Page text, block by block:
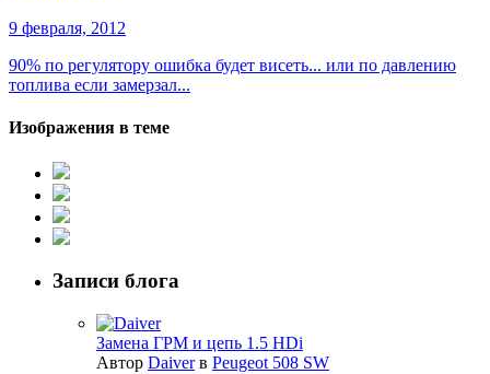
9 февраля, 2012
90% по регулятору ошибка будет висеть... или по давлению
топлива если замерзал...
Изображения в теме
Записи блога
Замена ГРМ и цепь 1.5 HDi
Автор Daiverв Peugeot 508 SW